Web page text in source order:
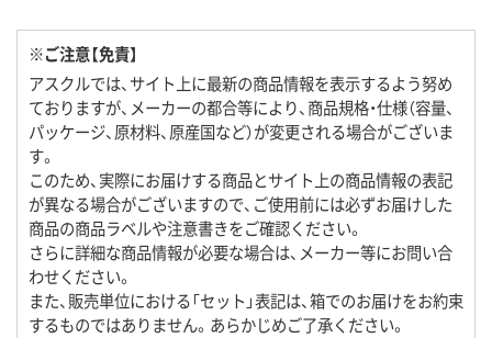
※ご注意【免責】
アスクルでは、サイト上に最新の商品情報を表示するよう努め
ておりますが、メーカーの都合等により、商品規格・仕様（容量、
パッケージ、原材料、原産国など）が変更される場合がございま
す。
このため、実際にお届けする商品とサイト上の商品情報の表記
が異なる場合がございますので、ご使用前には必ずお届けした
商品の商品ラベルや注意書きをご確認ください。
さらに詳細な商品情報が必要な場合は、メーカー等にお問い合
わせください。
また、販売単位における「セット」表記は、箱でのお届けをお約束
するものではありません。あらかじめご了承ください。